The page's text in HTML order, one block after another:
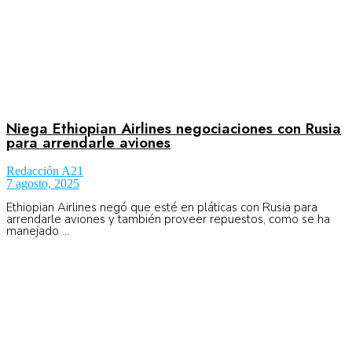
Niega Ethiopian Airlines negociaciones con Rusia
para arrendarle aviones
Redacción A21
7 agosto, 2025
Ethiopian Airlines negó que esté en pláticas con Rusia para
arrendarle aviones y también proveer repuestos, como se ha
manejado ...